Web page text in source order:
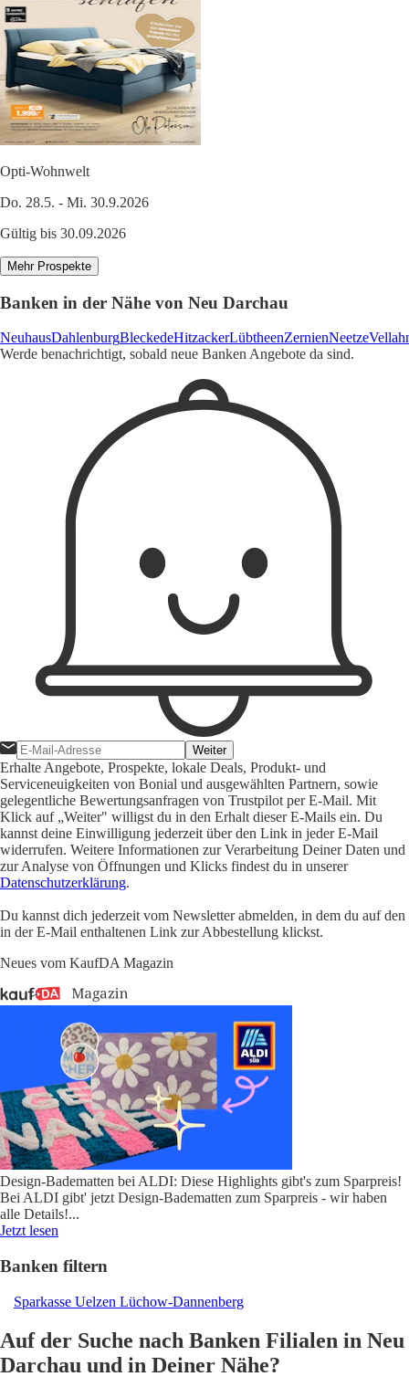
Opti-Wohnwelt
Do. 28.5. - Mi. 30.9.2026
Gültig bis 30.09.2026
Mehr Prospekte
Banken in der Nähe von Neu Darchau
NeuhausDahlenburgBleckedeHitzackerLübtheenZernienNeetze
Werde benachrichtigt, sobald neue Banken Angebote da sind.
Weiter
Erhalte Angebote, Prospekte, lokale Deals, Produkt- und
Serviceneuigkeiten von Bonial und ausgewählten Partnern, sowie
gelegentliche Bewertungsanfragen von Trustpilot per E-Mail. Mit
Klick auf „Weiter" willigst du in den Erhalt dieser E-Mails ein. Du
kannst deine Einwilligung jederzeit über den Link in jeder E-Mail
widerrufen. Weitere Informationen zur Verarbeitung Deiner Daten und
zur Analyse von Öffnungen und Klicks findest du in unserer
Datenschutzerklärung.
Du kannst dich jederzeit vom Newsletter abmelden, in dem du auf den
in der E-Mail enthaltenen Link zur Abbestellung klickst.
Neues vom KaufDA Magazin
Design-Badematten bei ALDI: Diese Highlights gibt's zum Sparpreis!
Bei ALDI gibt' jetzt Design-Badematten zum Sparpreis - wir haben
alle Details!...
Jetzt lesen
Banken filtern
Sparkasse Uelzen Lüchow-Dannenberg
Auf der Suche nach Banken Filialen in Neu
Darchau und in Deiner Nähe?